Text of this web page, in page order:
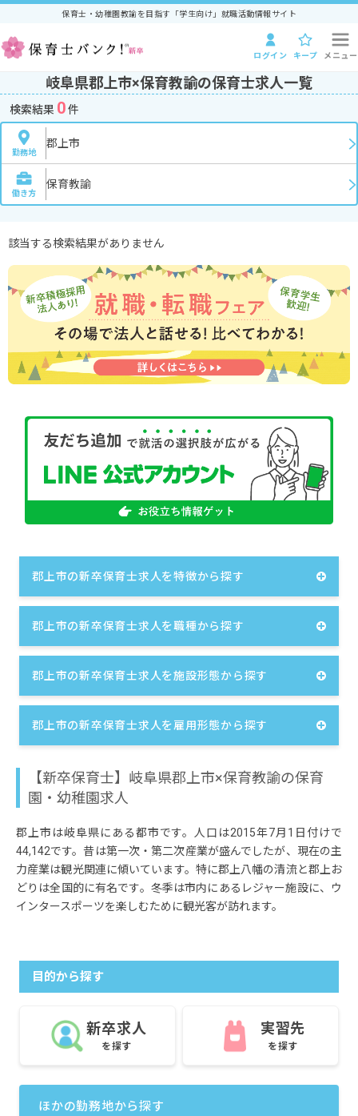
保育士・幼稚園教諭を目指す「学生向け」就職活動情報サイト
ログイン キープ メニュー
岐阜県郡上市×保育教諭の保育士求人一覧
検索結果 0件
勤務地
郡上市
働き方
保育教諭
該当する検索結果がありません
郡上市の新卒保育士求人を特徴から探す
郡上市の新卒保育士求人を職種から探す
郡上市の新卒保育士求人を施設形態から探す
郡上市の新卒保育士求人を雇用形態から探す
【新卒保育士】岐阜県郡上市×保育教諭の保育
園・幼稚園求人
郡上市は岐阜県にある都市です。人口は2015年7月1日付けで
44,142です。昔は第一次・第二次産業が盛んでしたが、現在の主
力産業は観光関連に傾いています。特に郡上八幡の清流と郡上お
どりは全国的に有名です。冬季は市内にあるレジャー施設に、ウ
インタースポーツを楽しむために観光客が訪れます。
目的から探す
新卒求人
を探す
実習先
を探す
ほかの勤務地から探す